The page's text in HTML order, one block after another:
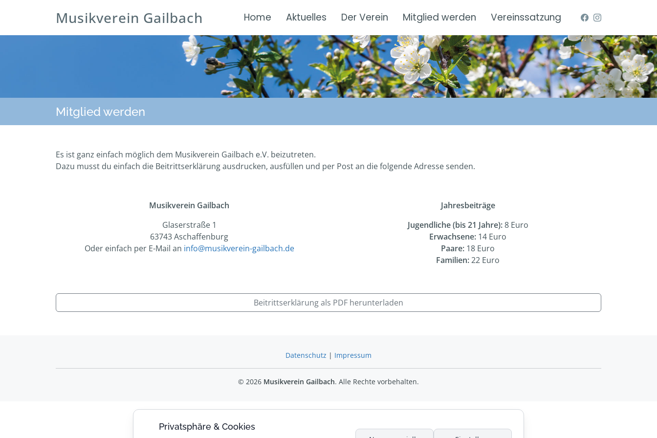
Musikverein Gailbach Home Aktuelles Der Verein Mitglied werden Vereinssatzung
Mitglied werden
Es ist ganz einfach möglich dem Musikverein Gailbach e.V. beizutreten.
Dazu musst du einfach die Beitrittserklärung ausdrucken, ausfüllen und per Post an die folgende Adresse senden.
Musikverein Gailbach
Glaserstraße 1
63743 Aschaffenburg
Oder einfach per E-Mail an info@musikverein-gailbach.de
Jahresbeiträge
Jugendliche (bis 21 Jahre):8 Euro
Erwachsene: 14 Euro
Paare: 18 Euro
Familien:22 Euro
Beitrittserklärung als PDF herunterladen
Datenschutz | Impressum
© 2026 Musikverein Gailbach. Alle Rechte vorbehalten.
Privatsphäre & Cookies